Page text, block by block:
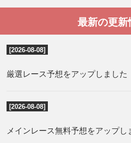
最新の更新
[2026-08-08]
厳選レース予想をアップしました
[2026-08-08]
メインレース無料予想をアップし